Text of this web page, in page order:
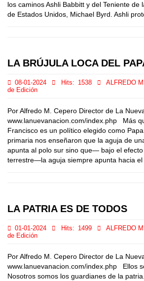
los caminos Ashli Babbitt y del Teniente de
de Estados Unidos, Michael Byrd. Ashli
LA BRÚJULA LOCA DEL
08-01-2024 Hits: 1538 ALFREDO
de Edición
Por Alfredo M. Cepero Director de La
www.lanuevanacion.com/index.php Más
Francisco es un político elegido como
primaria nos enseñaron que la aguja de
apunta al polo sur sino que— bajo el
terrestre—la aguja siempre apunta hacia el
LA PATRIA ES DE TODOS
01-01-2024 Hits: 1499 ALFREDO
de Edición
Por Alfredo M. Cepero Director de La
www.lanuevanacion.com/index.php Ellos
Nosotros somos los guardianes de la